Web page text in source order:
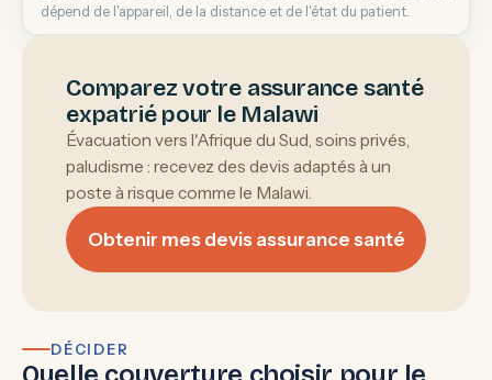
dépend de l'appareil, de la distance et de l'état du patient.
Comparez votre assurance santé
expatrié pour le Malawi
Évacuation vers l'Afrique du Sud, soins privés,
paludisme : recevez des devis adaptés à un
poste à risque comme le Malawi.
Obtenir mes devis assurance santé
DÉCIDER